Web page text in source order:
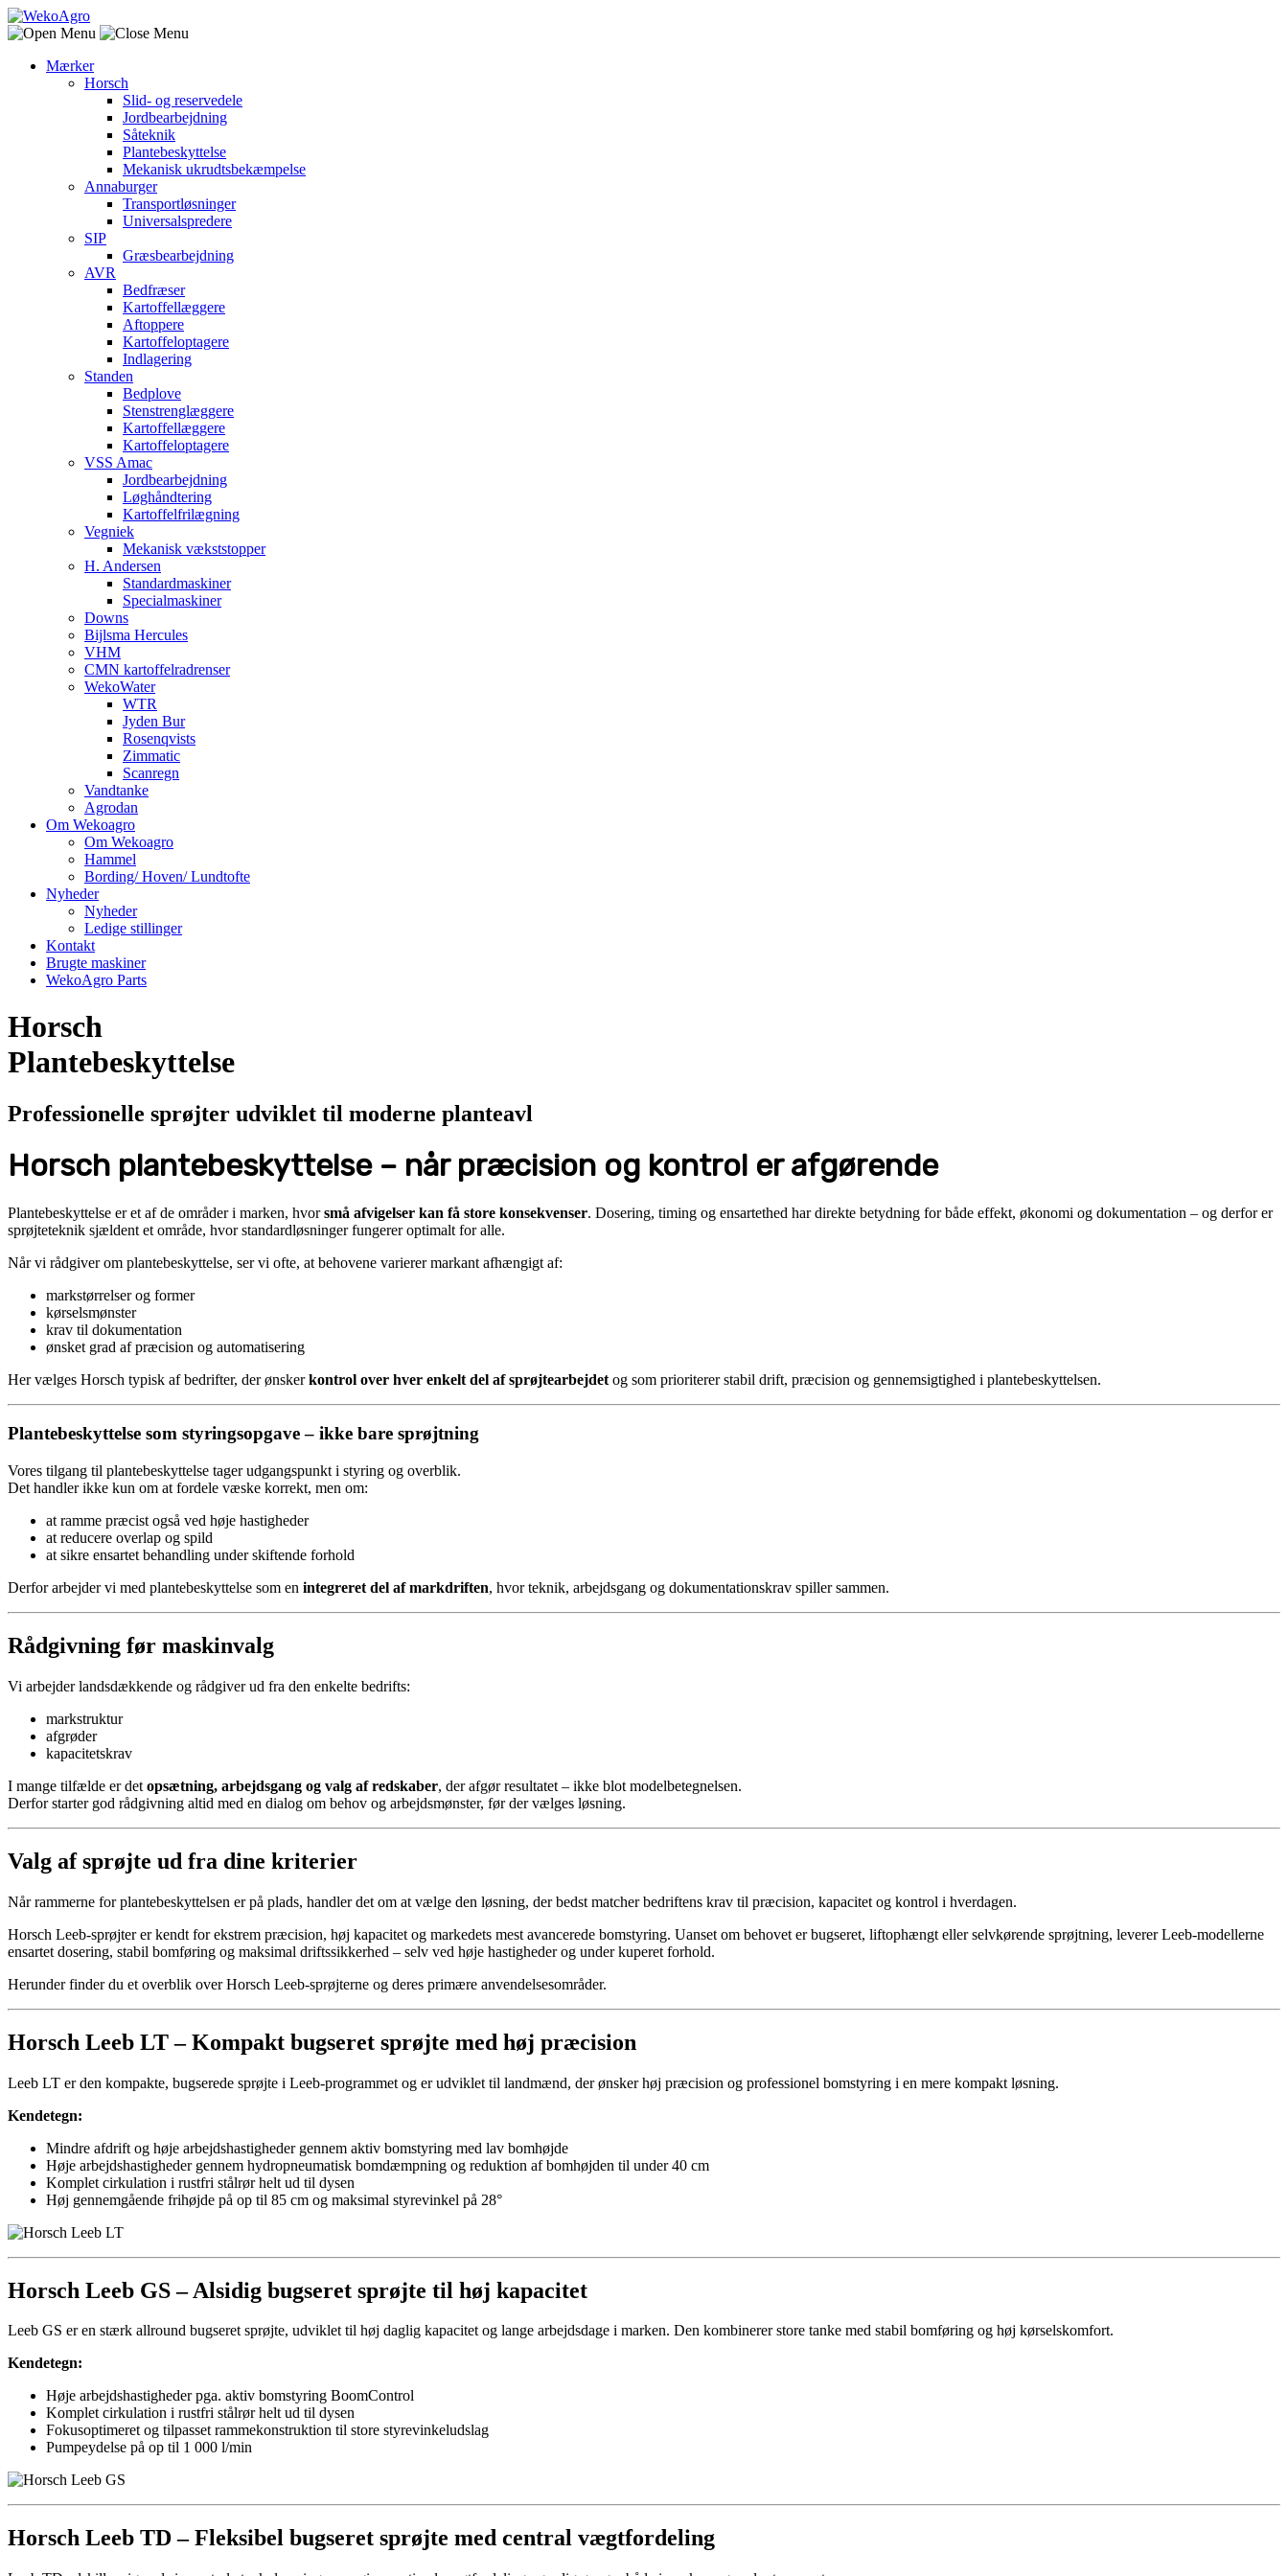
Mærker
Horsch
Slid- og reservedele
Jordbearbejdning
Såteknik
Plantebeskyttelse
Mekanisk ukrudtsbekæmpelse
Annaburger
Transportløsninger
Universalspredere
SIP
Græsbearbejdning
AVR
Bedfræser
Kartoffellæggere
Aftoppere
Kartoffeloptagere
Indlagering
Standen
Bedplove
Stenstrenglæggere
Kartoffellæggere
Kartoffeloptagere
VSS Amac
Jordbearbejdning
Løghåndtering
Kartoffelfrilægning
Vegniek
Mekanisk vækststopper
H. Andersen
Standardmaskiner
Specialmaskiner
Downs
Bijlsma Hercules
VHM
CMN kartoffelradrenser
WekoWater
WTR
Jyden Bur
Rosenqvists
Zimmatic
Scanregn
Vandtanke
Agrodan
Om Wekoagro
Om Wekoagro
Hammel
Bording/ Hoven/ Lundtofte
Nyheder
Nyheder
Ledige stillinger
Kontakt
Brugte maskiner
WekoAgro Parts
Horsch
Plantebeskyttelse
Professionelle sprøjter udviklet til moderne planteavl
Horsch plantebeskyttelse – når præcision og kontrol er afgørende
Plantebeskyttelse er et af de områder i marken, hvorsmå afvigelser kan få store konsekvenser. Dosering, timing og ensartethed har direkte betydning for både effekt, økonomi og dokumentation – og derfor er
sprøjteteknik sjældent et område, hvor standardløsninger fungerer optimalt for alle.
Når vi rådgiver om plantebeskyttelse, ser vi ofte, at behovene varierer markant afhængigt af:
markstørrelser og former
kørselsmønster
krav til dokumentation
ønsket grad af præcision og automatisering
Her vælges Horsch typisk af bedrifter, der ønskerkontrol over hver enkelt del af sprøjtearbejdet og som prioriterer stabil drift, præcision og gennemsigtighed i plantebeskyttelsen.
Plantebeskyttelse som styringsopgave – ikke bare sprøjtning
Vores tilgang til plantebeskyttelse tager udgangspunkt i styring og overblik.
Det handler ikke kun om at fordele væske korrekt, men om:
at ramme præcist også ved høje hastigheder
at reducere overlap og spild
at sikre ensartet behandling under skiftende forhold
Derfor arbejder vi med plantebeskyttelse som en integreret del af markdriften, hvor teknik, arbejdsgang og dokumentationskrav spiller sammen.
Rådgivning før maskinvalg
Vi arbejder landsdækkende og rådgiver ud fra den enkelte bedrifts:
markstruktur
afgrøder
kapacitetskrav
I mange tilfælde er det opsætning, arbejdsgang og valg af redskaber, der afgør resultatet – ikke blot modelbetegnelsen.
Derfor starter god rådgivning altid med en dialog om behov og arbejdsmønster, før der vælges løsning.
Valg af sprøjte ud fra dine kriterier
Når rammerne for plantebeskyttelsen er på plads, handler det om at vælge den løsning, der bedst matcher bedriftens krav til præcision, kapacitet og kontrol i hverdagen.
Horsch Leeb‑sprøjter er kendt for ekstrem præcision, høj kapacitet og markedets mest avancerede bomstyring. Uanset om behovet er bugseret, liftophængt eller selvkørende sprøjtning, leverer Leeb‑modellerne
ensartet dosering, stabil bomføring og maksimal driftssikkerhed – selv ved høje hastigheder og under kuperet forhold.
Herunder finder du et overblik over Horsch Leeb‑sprøjterne og deres primære anvendelsesområder.
Horsch Leeb LT –Kompakt bugseret sprøjte med høj præcision
Leeb LT er den kompakte, bugserede sprøjte i Leeb‑programmet og er udviklet til landmænd, der ønsker høj præcision og professionel bomstyring i en mere kompakt løsning.
Kendetegn:
Mindre afdrift og høje arbejdshastigheder gennem aktiv bomstyring med lav bomhøjde
Høje arbejdshastigheder gennem hydropneumatisk bomdæmpning og reduktion af bomhøjden til under 40 cm
Komplet cirkulation i rustfri stålrør helt ud til dysen
Høj gennemgående frihøjde på op til 85 cm og maksimal styrevinkel på 28°
Horsch Leeb GS –Alsidig bugseret sprøjte til høj kapacitet
Leeb GS er en stærk allround bugseret sprøjte, udviklet til høj daglig kapacitet og lange arbejdsdage i marken. Den kombinerer store tanke med stabil bomføring og høj kørselskomfort.
Kendetegn:
Høje arbejdshastigheder pga. aktiv bomstyring BoomControl
Komplet cirkulation i rustfri stålrør helt ud til dysen
Fokusoptimeret og tilpasset rammekonstruktion til store styrevinkeludslag
Pumpeydelse på op til 1 000 l/min
Horsch Leeb TD –Fleksibel bugseret sprøjte med central vægtfordeling